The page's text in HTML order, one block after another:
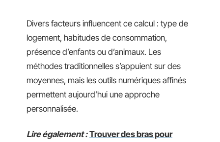
Divers facteurs influencent ce calcul : type de
logement, habitudes de consommation,
présence d’enfants ou d’animaux. Les
méthodes traditionnelles s’appuient sur des
moyennes, mais les outils numériques affinés
permettent aujourd’hui une approche
personnalisée.
Lire également : Trouver des bras pour